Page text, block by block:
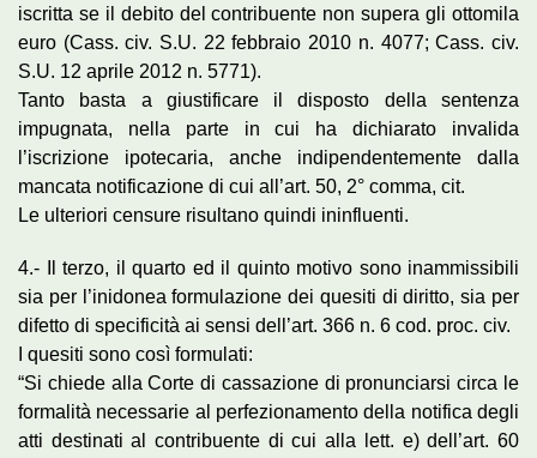
iscritta se il debito del contribuente non supera gli ottomila
euro (Cass. civ. S.U. 22 febbraio 2010 n. 4077; Cass. civ.
S.U. 12 aprile 2012 n. 5771).
Tanto basta a giustificare il disposto della sentenza
impugnata, nella parte in cui ha dichiarato invalida
l’iscrizione ipotecaria, anche indipendentemente dalla
mancata notificazione di cui all’art. 50, 2° comma, cit.
Le ulteriori censure risultano quindi ininfluenti.
4.- Il terzo, il quarto ed il quinto motivo sono inammissibili
sia per l’inidonea formulazione dei quesiti di diritto, sia per
difetto di specificità ai sensi dell’art. 366 n. 6 cod. proc. civ.
I quesiti sono così formulati:
“Si chiede alla Corte di cassazione di pronunciarsi circa le
formalità necessarie al perfezionamento della notifica degli
atti destinati al contribuente di cui alla lett. e) dell’art. 60